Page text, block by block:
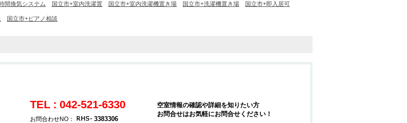
間換気システム 国立市+室内洗濯置 国立市+室内洗濯機置き場 国立市+洗濯機置き場 国立市+即入居可
国立市+ピアノ相談
TEL : 042-521-6330
お問合わせNO： 3383306
空室情報の確認や詳細を知りたい方
お問合せはお気軽にお問合せください！